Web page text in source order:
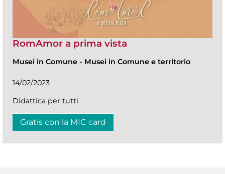
RomAmor a prima vista
Musei in Comune - Musei in Comune e territorio
14/02/2023
Didattica per tutti
Gratis con la MIC card